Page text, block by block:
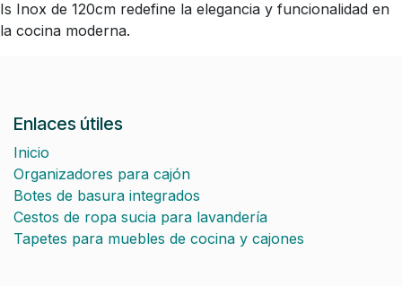
Is Inox de 120cm redefine la elegancia y funcionalidad en
la cocina moderna.
Enlaces útiles
Inicio
Organizadores para cajón
Botes de basura integrados
Cestos de ropa sucia para lavandería
Tapetes para muebles de cocina y cajones